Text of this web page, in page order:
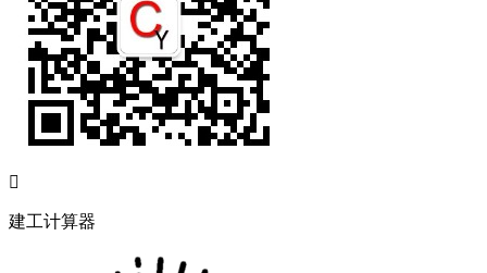

建工计算器